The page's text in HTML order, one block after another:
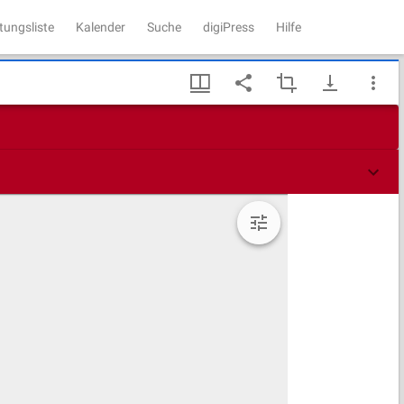
Kalender Suche digiPress Hilfe